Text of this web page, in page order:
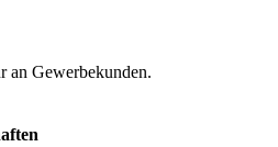
an Gewerbekunden.